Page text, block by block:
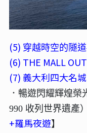
(5) 穿越時空的隧
(6) THE MALL
(7) 義大利四大名
．暢遊閃耀輝煌榮
990 收列世界遺產
+羅馬夜遊】